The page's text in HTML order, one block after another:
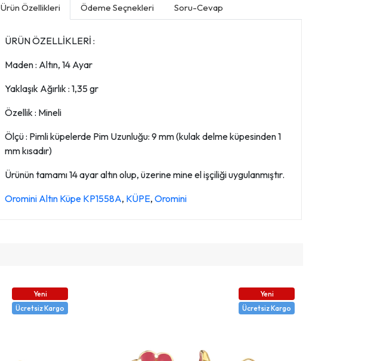
Ürün Özellikleri Ödeme Seçnekleri Soru-Cevap
ÜRÜN ÖZELLİKLERİ :
Maden : Altın, 14 Ayar
Yaklaşık Ağırlık : 1,35 gr
Özellik : Mineli
Ölçü : Pimli küpelerde Pim Uzunluğu: 9 mm (kulak delme küpesinden 1
mm kısadır)
Ürünün tamamı 14 ayar altın olup, üzerine mine el işçiliği uygulanmıştır.
Oromini Altın Küpe KP1558A, KÜPE, Oromini
Yeni
Ücretsiz Kargo
Yeni
Ücretsiz Kargo